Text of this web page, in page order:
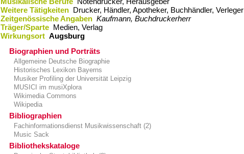
Weitere Tätigkeiten Drucker, Händler, Apotheker, Buchhändler, Verleger
Zeitgenössische Angaben Kaufmann, Buchdruckerherr
Träger/Sparte Medien, Verlag
Wirkungsort Augsburg
Biographien und Porträts
Allgemeine Deutsche Biographie
Historisches Lexikon Bayerns
Musiker Profiling der Universität Leipzig
MUSICI im musiXplora
Wikimedia Commons
Wikipedia
Bibliographien
Fachinformationsdienst Musikwissenschaft (2)
Music Sack
Bibliothekskataloge